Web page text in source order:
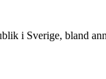
i Sverige, bland